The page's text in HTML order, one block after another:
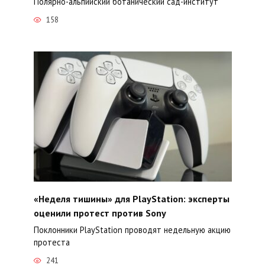
158
«Неделя тишины» для PlayStation: эксперты
оценили протест против Sony
Поклонники PlayStation проводят недельную акцию
протеста
241